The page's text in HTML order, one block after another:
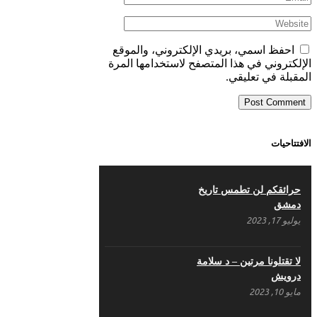
احفظ اسمي، بريدي الإلكتروني، والموقع
الإلكتروني في هذا المتصفح لاستخدامها المرة
المقبلة في تعليقي.
الافتتاحيات
حرائقكم لن تطمس تاريخ
دمشق
يوليو 17, 2023
لا تقتلونا مرتين – د سلامة
درويش
مايو 10, 2023